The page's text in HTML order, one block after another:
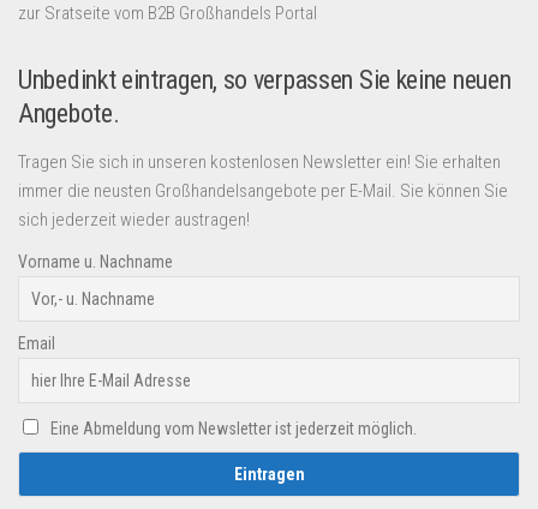
zur Sratseite vom B2B Großhandels Portal
Unbedinkt eintragen, so verpassen Sie keine neuen
Angebote.
Tragen Sie sich in unseren kostenlosen Newsletter ein! Sie erhalten
immer die neusten Großhandelsangebote per E-Mail. Sie können Sie
sich jederzeit wieder austragen!
Vorname u. Nachname
Email
Eine Abmeldung vom Newsletter ist jederzeit möglich.